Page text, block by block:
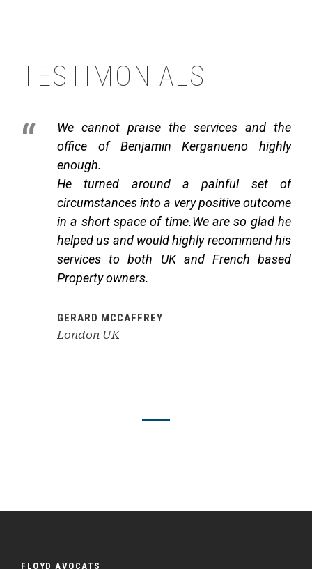
TESTIMONIALS
“
We cannot praise the services and the
office of Benjamin Kerganueno highly
enough.
He turned around a painful set of
circumstances into a very positive outcome
in a short space of time.We are so glad he
helped us and would highly recommend his
services to both UK and French based
Property owners.
GERARD MCCAFFREY
London UK
FLOYD AVOCATS